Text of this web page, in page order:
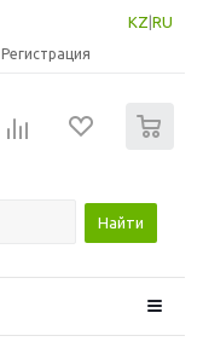
KZ RU
Регистрация
Найти